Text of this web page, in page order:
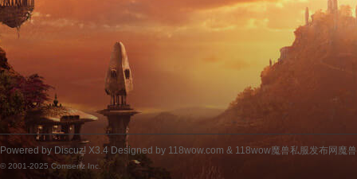
Powered by Discuz! X3.4 Designed by 118wow.com & 118wow魔兽私服发布网魔
© 2001-2025 Comsenz Inc.